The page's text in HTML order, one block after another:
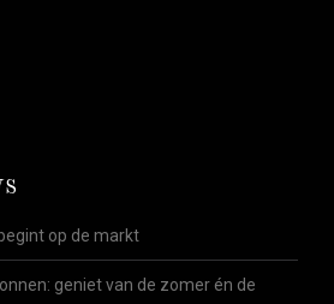
op de markt
geniet van de zomer én de